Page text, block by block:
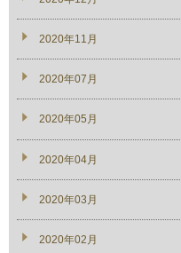
2020年11月
2020年07月
2020年05月
2020年04月
2020年03月
2020年02月